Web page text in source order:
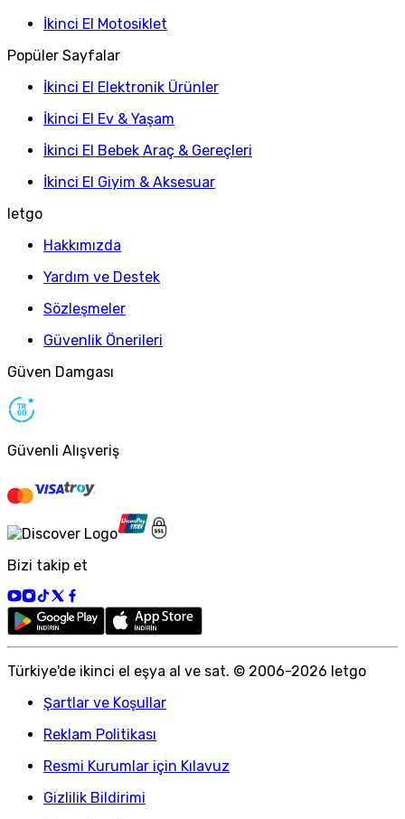
İkinci El Motosiklet
Popüler Sayfalar
İkinci El Elektronik Ürünler
İkinci El Ev & Yaşam
İkinci El Bebek Araç & Gereçleri
İkinci El Giyim & Aksesuar
letgo
Hakkımızda
Yardım ve Destek
Sözleşmeler
Güvenlik Önerileri
Güven Damgası
Güvenli Alışveriş
Bizi takip et
Türkiye'de ikinci el eşya al ve sat. © 2006-2026 letgo
Şartlar ve Koşullar
Reklam Politikası
Resmi Kurumlar için Kılavuz
Gizlilik Bildirimi